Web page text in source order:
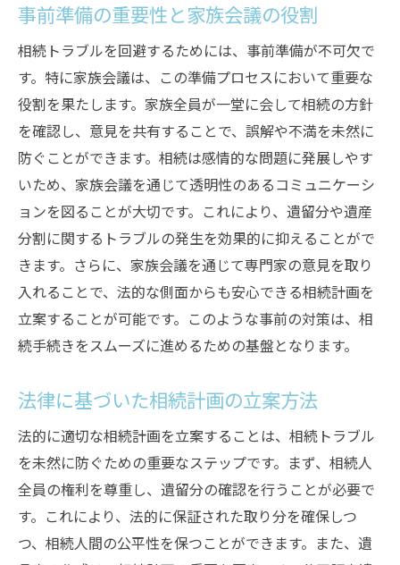
専門家のアドバイスを受けるメリット
冷静な判断を可能にする情報収集術
問題解決に必要な法律知識の基本
家族間のコミュニケーション改善法
専門家が推薦する相続問題解決のステップ
各種書類作成における注意点
相続トラブルを避けるための遺言書作成の重要
性
公正証書遺言の作成手順と利点
遺言書に盛り込むべき重要事項
専門家の助言による遺言書の法的強度
相続人間の争いを防ぐための遺言書活用
遺言書の更新時期とその重要性
法改正に対応した最新の相続手続きガイド
2023年最新の法改正ポイント解説
法改正が相続手続きに与える影響
専門家が解説する新しい手続きへの適応法
最新の法改正に基づく遺産管理方法
事前準備の重要性と家族会議の役割
相続トラブルを回避するためには、事前準備が不可欠で
す。特に家族会議は、この準備プロセスにおいて重要な
役割を果たします。家族全員が一堂に会して相続の方針
を確認し、意見を共有することで、誤解や不満を未然に
防ぐことができます。相続は感情的な問題に発展しやす
いため、家族会議を通じて透明性のあるコミュニケーシ
ョンを図ることが大切です。これにより、遺留分や遺産
分割に関するトラブルの発生を効果的に抑えることがで
きます。さらに、家族会議を通じて専門家の意見を取り
入れることで、法的な側面からも安心できる相続計画を
立案することが可能です。このような事前の対策は、相
続手続きをスムーズに進めるための基盤となります。
法律に基づいた相続計画の立案方法
法的に適切な相続計画を立案することは、相続トラブル
を未然に防ぐための重要なステップです。まず、相続人
全員の権利を尊重し、遺留分の確認を行うことが必要で
す。これにより、法的に保証された取り分を確保しつ
つ、相続人間の公平性を保つことができます。また、遺